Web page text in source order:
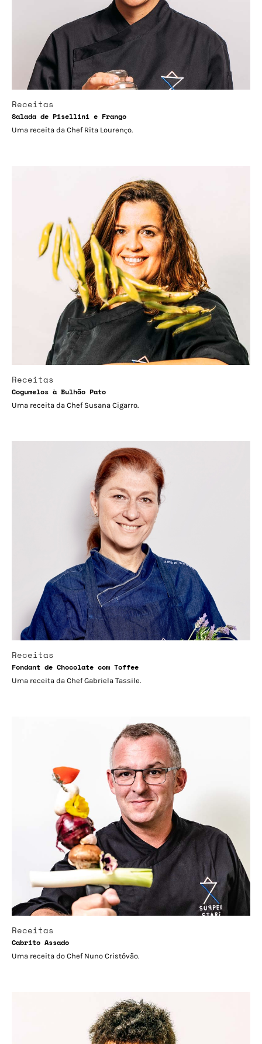
Receitas
Salada de Pisellini e Frango
Uma receita da Chef Rita Lourenço.
Receitas
Cogumelos à Bulhão Pato
Uma receita da Chef Susana Cigarro.
Receitas
Fondant de Chocolate com Toffee
Uma receita da Chef Gabriela Tassile.
Receitas
Cabrito Assado
Uma receita do Chef Nuno Cristóvão.